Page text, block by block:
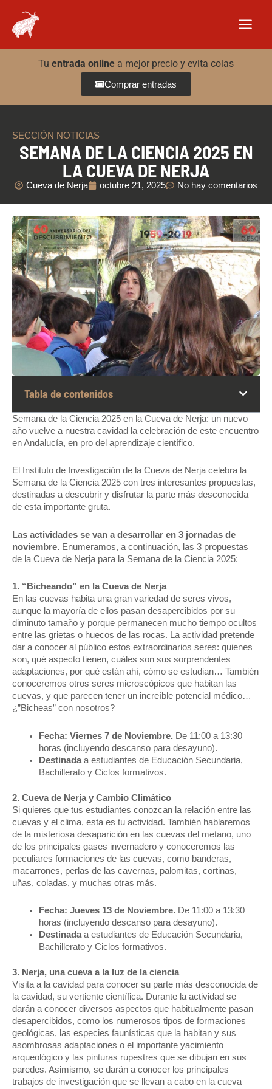
contenido
Tu entrada online a mejor precio y evita colas
Comprar entradas
SECCIÓN NOTICIAS
SEMANA DE LA CIENCIA 2025 EN
LA CUEVA DE NERJA
Cueva de Nerja octubre 21, 2025 No hay comentarios
Tabla de contenidos
Semana de la Ciencia 2025 en la Cueva de Nerja: un nuevo
año vuelve a nuestra cavidad la celebración de este encuentro
en Andalucía, en pro del aprendizaje científico.
El Instituto de Investigación de la Cueva de Nerja celebra la
Semana de la Ciencia 2025 con tres interesantes propuestas,
destinadas a descubrir y disfrutar la parte más desconocida
de esta importante gruta.
Las actividades se van a desarrollar en 3 jornadas de
noviembre. Enumeramos, a continuación, las 3 propuestas
de la Cueva de Nerja para la Semana de la Ciencia 2025:
1. “Bicheando” en la Cueva de Nerja
En las cuevas habita una gran variedad de seres vivos,
aunque la mayoría de ellos pasan desapercibidos por su
diminuto tamaño y porque permanecen mucho tiempo ocultos
entre las grietas o huecos de las rocas. La actividad pretende
dar a conocer al público estos extraordinarios seres: quienes
son, qué aspecto tienen, cuáles son sus sorprendentes
adaptaciones, por qué están ahí, cómo se estudian… También
conoceremos otros seres microscópicos que habitan las
cuevas, y que parecen tener un increíble potencial médico…
¿”Bicheas” con nosotros?
Fecha: Viernes 7 de Noviembre. De 11:00 a 13:30
horas (incluyendo descanso para desayuno).
Destinadaa estudiantes de Educación Secundaria,
Bachillerato y Ciclos formativos.
2. Cueva de Nerja y Cambio Climático
Si quieres que tus estudiantes conozcan la relación entre las
cuevas y el clima, esta es tu actividad. También hablaremos
de la misteriosa desaparición en las cuevas del metano, uno
de los principales gases invernadero y conoceremos las
peculiares formaciones de las cuevas, como banderas,
macarrones, perlas de las cavernas, palomitas, cortinas,
uñas, coladas, y muchas otras más.
Fecha: Jueves 13 de Noviembre. De 11:00 a 13:30
horas (incluyendo descanso para desayuno).
Destinadaa estudiantes de Educación Secundaria,
Bachillerato y Ciclos formativos.
3. Nerja, una cueva a la luz de la ciencia
Visita a la cavidad para conocer su parte más desconocida de
la cavidad, su vertiente científica. Durante la actividad se
darán a conocer diversos aspectos que habitualmente pasan
desapercibidos, como los numerosos tipos de formaciones
geológicas, las especies faunísticas que la habitan y sus
asombrosas adaptaciones o el importante yacimiento
arqueológico y las pinturas rupestres que se dibujan en sus
paredes. Asimismo, se darán a conocer los principales
trabajos de investigación que se llevan a cabo en la cueva